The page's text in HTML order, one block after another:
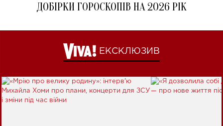
ДОБІРКИ ГОРОСКОПІВ НА 2026 РІК
ЕКСКЛЮЗИВ